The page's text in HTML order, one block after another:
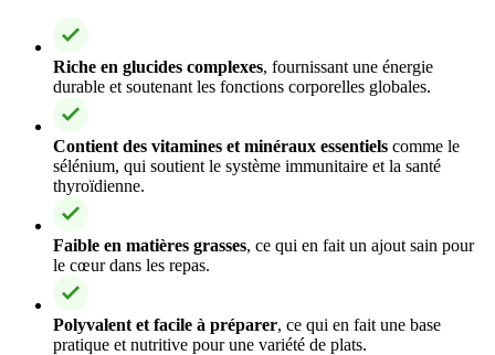
Riche en glucides complexes, fournissant une énergie
durable et soutenant les fonctions corporelles globales.
Contient des vitamines et minéraux essentiels comme le
sélénium, qui soutient le système immunitaire et la santé
thyroïdienne.
Faible en matières grasses, ce qui en fait un ajout sain pour
le cœur dans les repas.
Polyvalent et facile à préparer, ce qui en fait une base
pratique et nutritive pour une variété de plats.